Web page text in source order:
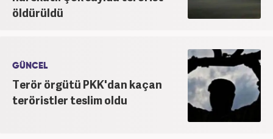
öldürüldü
GÜNCEL
Terör örgütü PKK'dan kaçan
teröristler teslim oldu